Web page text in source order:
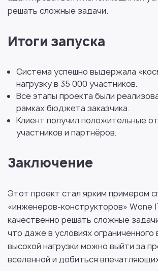
решать сложные задачи.
Итоги запуска
Система успешно выдержала
нагрузку в 35 000 участников.
Все этапы проекта были
рамках бюджета заказчика.
Клиент получил положительные
участников и партнёров.
Заключение
Этот проект стал ярким примером
«инженеров-конструкторов» Wone
качественно решать сложные
что даже в условиях ограниченного
высокой нагрузки можно выйти за
вселенной и добиться